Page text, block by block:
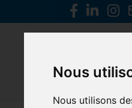
Nous
Nous utilisons